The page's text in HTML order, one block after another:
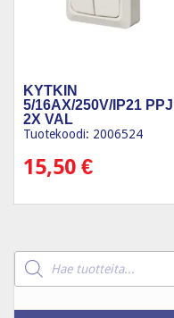
KYTKIN
5/16AX/250V/IP21 PPJ
2X VAL
Tuotekoodi: 2006524
15,50 €
Products
search